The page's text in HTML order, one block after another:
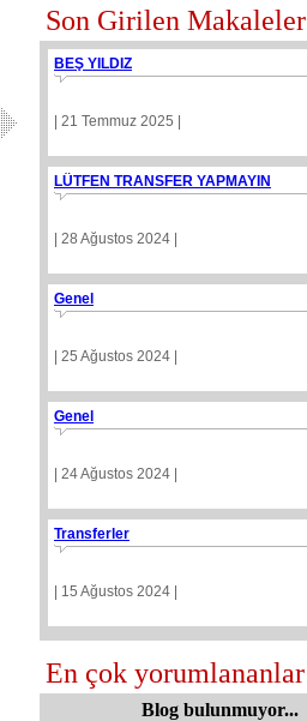
Son Girilen Makaleler
BEŞ YILDIZ
| 21 Temmuz 2025 |
LÜTFEN TRANSFER YAPMAYIN
| 28 Ağustos 2024 |
Genel
| 25 Ağustos 2024 |
Genel
| 24 Ağustos 2024 |
Transferler
| 15 Ağustos 2024 |
En çok yorumlananlar
Blog bulunmuyor...